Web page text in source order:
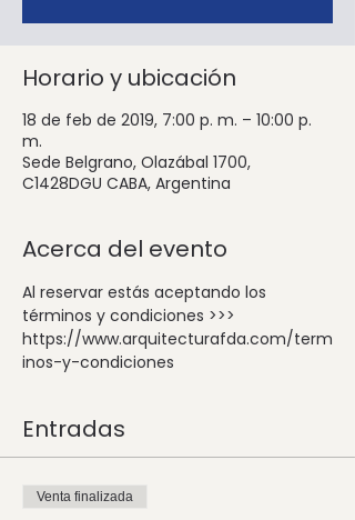
Horario y ubicación
18 de feb de 2019, 7:00 p. m. – 10:00 p.
m.
Sede Belgrano, Olazábal 1700,
C1428DGU CABA, Argentina
Acerca del evento
Al reservar estás aceptando los
términos y condiciones >>>
https://www.arquitecturafda.com/term
inos-y-condiciones
Entradas
Venta finalizada